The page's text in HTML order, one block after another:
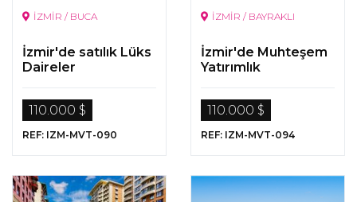
İZMİR / BUCA
İzmir'de satılık Lüks
Daireler
110.000 $
REF: IZM-MVT-090
İZMİR / BAYRAKLI
İzmir'de Muhteşem
Yatırımlık
110.000 $
REF: IZM-MVT-094